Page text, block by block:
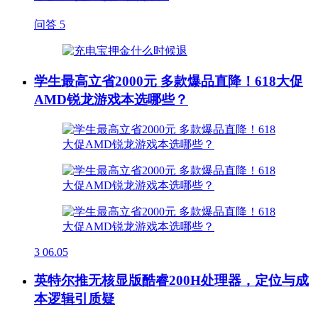
问答 5
学生最高立省2000元 多款爆品直降！618大促
AMD锐龙游戏本选哪些？
3 06.05
英特尔推无核显版酷睿200H处理器，定位与成
本逻辑引质疑